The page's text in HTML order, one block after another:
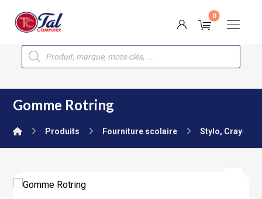
Gomme Rotring
Produits Fourniture scolaire Stylo, Crayon,